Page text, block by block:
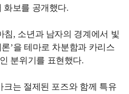
화보를 공개했다.
침, 소년과 남자의 경계에서 빛
’을 테마로 차분함과 카리스
분위기를 표현했다.
크는 절제된 포즈와 함께 특유